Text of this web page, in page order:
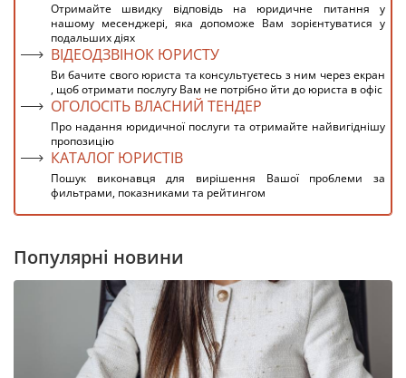
Отримайте швидку відповідь на юридичне питання у
нашому месенджері, яка допоможе Вам зорієнтуватися у
подальших діях
ВІДЕОДЗВІНОК ЮРИСТУ
Ви бачите свого юриста та консультуєтесь з ним через екран
, щоб отримати послугу Вам не потрібно йти до юриста в офіс
ОГОЛОСІТЬ ВЛАСНИЙ ТЕНДЕР
Про надання юридичної послуги та отримайте найвигіднішу
пропозицію
КАТАЛОГ ЮРИСТІВ
Пошук виконавця для вирішення Вашої проблеми за
фильтрами, показниками та рейтингом
Популярні новини